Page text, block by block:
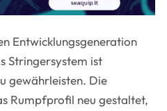
Entwicklungsgeneration
Stringersystem ist
gewährleisten. Die
Rumpfprofil neu gestaltet,